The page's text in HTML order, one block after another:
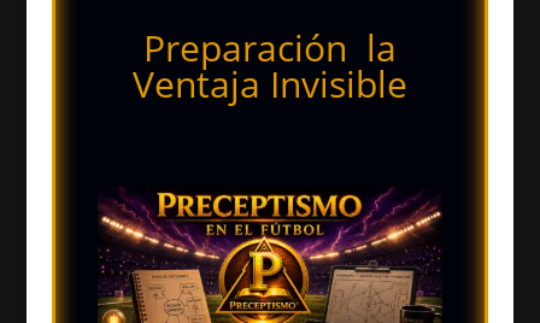
Preparación la
Ventaja Invisible